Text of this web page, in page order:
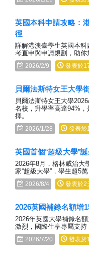
英國本科申請攻略：
徑
詳解港澳臺學生英國本
考直申與申請規劃，助你
2026/2/9 發表於
貝爾法斯特女王大學
貝爾法斯特女王大學
名校，升學率高達94%
擇。
2026/1/28 發表於
英國首個“超級大學”
2026年8月，格林威治大
家“超級大學”，學生超5
2026/8/4 發表於2
2026英國補錄名額增
2026年英國大學補錄名
激烈，國際生享專屬支持
2026/7/20 發表於